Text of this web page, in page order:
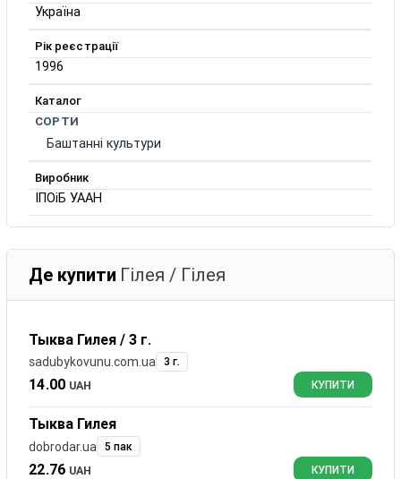
Україна
Рік реєстрації
1996
Каталог
СОРТИ
Баштанні культури
Виробник
ІПОіБ УААН
Де купити Гілея / Гілея
Тыква Гилея / 3 г.
sadubykovunu.com.ua 3 г.
14.00 UAH КУПИТИ
Тыква Гилея
dobrodar.ua 5 пак
22.76 UAH КУПИТИ